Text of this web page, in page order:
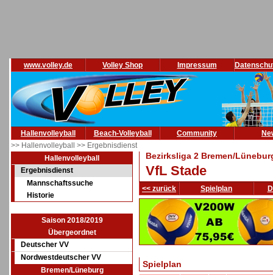
www.volley.de Volley Shop Impressum
Hallenvolleyball Beach-Volleyball Community
>> Hallenvolleyball >> Ergebnisdienst
Hallenvolleyball
Ergebnisdienst
Mannschaftssuche
Historie
Saison 2018/2019
Übergeordnet
Deutscher VV
Nordwestdeutscher VV
Bremen/Lüneburg
Bezirksliga 2 Bremen/
VfL Stade
<< zurück Spielplan
Spielplan